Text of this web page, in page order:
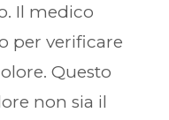
Il medico
per verificare
Questo
non sia il